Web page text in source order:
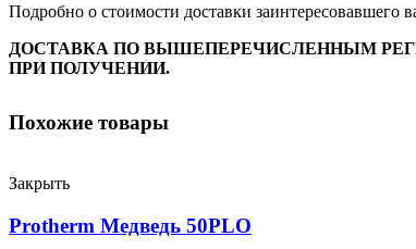
Подробно о стоимости доставки заинтересовавшего
ДОСТАВКА ПО ВЫШЕПЕРЕЧИСЛЕННЫМ
ПРИ ПОЛУЧЕНИИ.
Похожие товары
Закрыть
Protherm Медведь 50PLO